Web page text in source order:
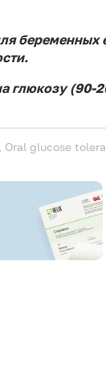
беременных
.
глюкозу (90-
Oral glucose